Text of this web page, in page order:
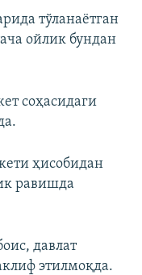
тўланаётган
ойлик бундан
соҳасидаги
ҳисобидан
равишда
давлат
этилмоқда.